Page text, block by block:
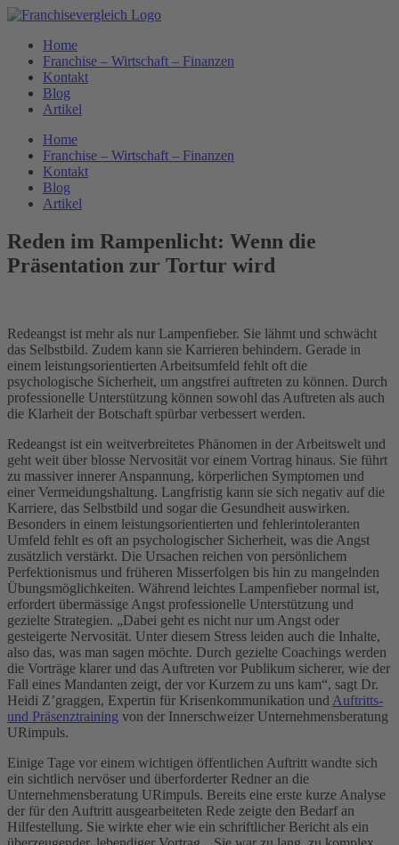
Zum
springenHome
Franchise – Wirtschaft – Finanzen
Kontakt
Blog
Artikel
Home
Franchise – Wirtschaft – Finanzen
Kontakt
Blog
Artikel
Reden im Rampenlicht: Wenn die
Präsentation zur Tortur wird
Redeangst ist mehr als nur Lampenfieber. Sie lähmt und schwächt
das Selbstbild. Zudem kann sie Karrieren behindern. Gerade in
einem leistungsorientierten Arbeitsumfeld fehlt oft die
psychologische Sicherheit, um angstfrei auftreten zu können. Durch
professionelle Unterstützung können sowohl das Auftreten als auch
die Klarheit der Botschaft spürbar verbessert werden.
Redeangst ist ein weitverbreitetes Phänomen in der Arbeitswelt und
geht weit über blosse Nervosität vor einem Vortrag hinaus. Sie führt
zu massiver innerer Anspannung, körperlichen Symptomen und
einer Vermeidungshaltung. Langfristig kann sie sich negativ auf die
Karriere, das Selbstbild und sogar die Gesundheit auswirken.
Besonders in einem leistungsorientierten und fehlerintoleranten
Umfeld fehlt es oft an psychologischer Sicherheit, was die Angst
zusätzlich verstärkt. Die Ursachen reichen von persönlichem
Perfektionismus und früheren Misserfolgen bis hin zu mangelnden
Übungsmöglichkeiten. Während leichtes Lampenfieber normal ist,
erfordert übermässige Angst professionelle Unterstützung und
gezielte Strategien. „Dabei geht es nicht nur um Angst oder
gesteigerte Nervosität. Unter diesem Stress leiden auch die Inhalte,
also das, was man sagen möchte. Durch gezielte Coachings werden
die Vorträge klarer und das Auftreten vor Publikum sicherer, wie der
Fall eines Mandanten zeigt, der vor Kurzem zu uns kam“, sagt Dr.
Heidi Z’graggen, Expertin für Krisenkommunikation und Auftritts-
und Präsenztraining von der Innerschweizer Unternehmensberatung
URimpuls.
Einige Tage vor einem wichtigen öffentlichen Auftritt wandte sich
ein sichtlich nervöser und überforderter Redner an die
Unternehmensberatung URimpuls. Bereits eine erste kurze Analyse
der für den Auftritt ausgearbeiteten Rede zeigte den Bedarf an
Hilfestellung. Sie wirkte eher wie ein schriftlicher Bericht als ein